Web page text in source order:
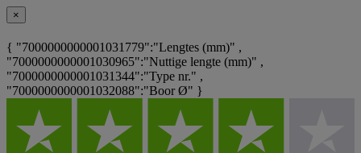
×
{ "7000000000001031779":"Lengtes (mm)" ,
"7000000000001030965":"Nuttige lengte (mm)" ,
"7000000000001031344":"Type nr." ,
"7000000000001032088":"Boor Ø" }